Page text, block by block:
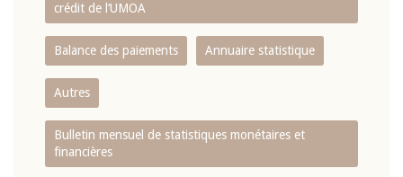
crédit de l‘UMOA
Balance des paiements Annuaire statistique
Autres
Bulletin mensuel de statistiques monétaires et
financières